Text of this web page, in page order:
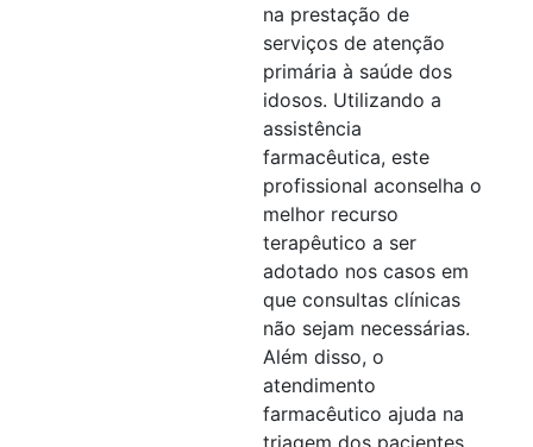
na prestação de
serviços de atenção
primária à saúde dos
idosos. Utilizando a
assistência
farmacêutica, este
profissional aconselha o
melhor recurso
terapêutico a ser
adotado nos casos em
que consultas clínicas
não sejam necessárias.
Além disso, o
atendimento
farmacêutico ajuda na
triagem dos pacientes